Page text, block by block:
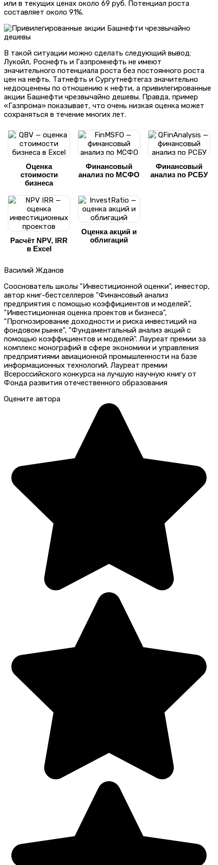
или в текущих ценах около 69 руб. Потенциал роста
составляет около 91%.
В такой ситуации можно сделать следующий вывод:
Лукойл, Роснефть и Газпромнефть не имеют
значительного потенциала роста без постоянного роста
цен на нефть. Татнефть и Сургутнефтегаз значительно
недооценены по отношению к нефти, а привилегированные
акции Башнефти чрезвычайно дешевы. Правда, пример
«Газпрома» показывает, что очень низкая оценка может
сохраняться в течение многих лет.
Оценка
стоимости
бизнеса
Финансовый
анализ по МСФО
Финансовый
анализ по РСБУ
Расчёт NPV, IRR
в Excel
Оценка акций и
облигаций
Василий Жданов
Сооснователь школы "Инвестиционной оценки", инвестор,
автор книг-бестселлеров "Финансовый анализ
предприятия с помощью коэффициентов и моделей",
"Инвестиционная оценка проектов и бизнеса",
"Прогнозирование доходности и риска инвестиций на
фондовом рынке", "Фундаментальный анализ акций с
помощью коэффициентов и моделей". Лауреат премии за
комплекс монографий в сфере экономики и управления
предприятиями авиационной промышленности на базе
информационных технологий. Лауреат премии
Всероссийского конкурса на лучшую научную книгу от
Фонда развития отечественного образования
Оцените автора